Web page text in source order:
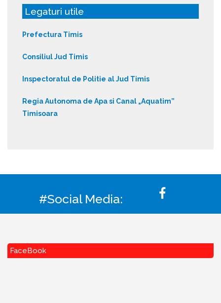
Legaturi utile
Prefectura Timis
Consiliul Jud Timis
Inspectoratul de Politie al Jud Timis
Regia Autonoma de Apa si Canal „Aquatim”
Timisoara
#Social Media:
FaceBook